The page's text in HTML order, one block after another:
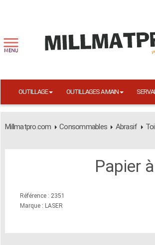
OUTILLAGE OUTILLAGES A MAIN
Millmatpro.com Consommables Abrasif
Papier
Référence : 2351
Marque : LASER